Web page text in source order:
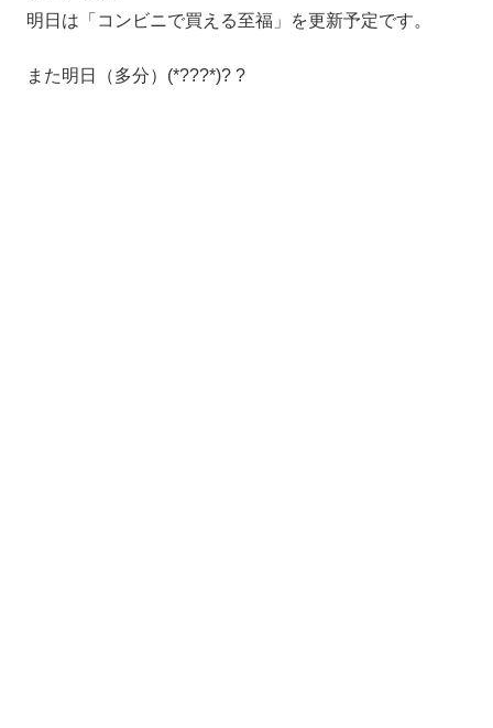
明日は「コンビニで買える至福」を更新予定です。
また明日（多分）(*???*)? ?